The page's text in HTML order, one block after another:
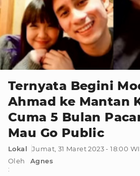
Ternyata Begini
Ahmad ke Mantan
Cuma 5 Bulan
Mau Go Public
Lokal
Jumat, 31 Maret 2023 - 18:00
Oleh
:
Agnes